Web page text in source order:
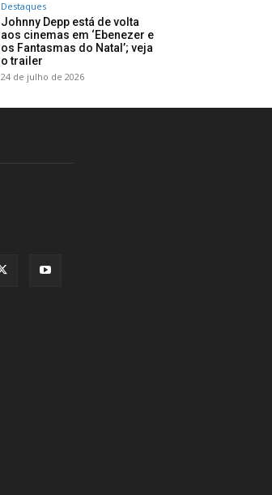
Destaques
Johnny Depp está de volta
aos cinemas em ‘Ebenezer e
os Fantasmas do Natal’; veja
o trailer
24 de julho de 2026